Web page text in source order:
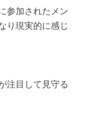
参加されたメン
り現実的に感じ
注目して見守る